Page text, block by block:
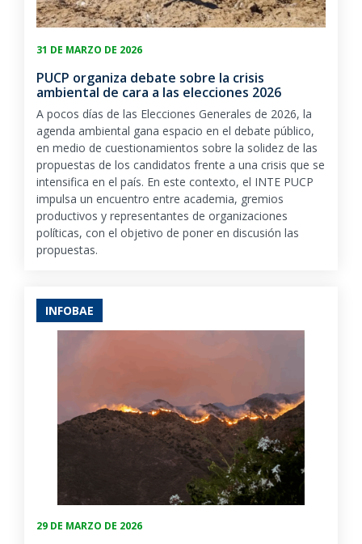
31 DE MARZO DE 2026
PUCP organiza debate sobre la crisis
ambiental de cara a las elecciones 2026
A pocos días de las Elecciones Generales de 2026, la
agenda ambiental gana espacio en el debate público,
en medio de cuestionamientos sobre la solidez de las
propuestas de los candidatos frente a una crisis que se
intensifica en el país. En este contexto, el INTE PUCP
impulsa un encuentro entre academia, gremios
productivos y representantes de organizaciones
políticas, con el objetivo de poner en discusión las
propuestas.
INFOBAE
29 DE MARZO DE 2026